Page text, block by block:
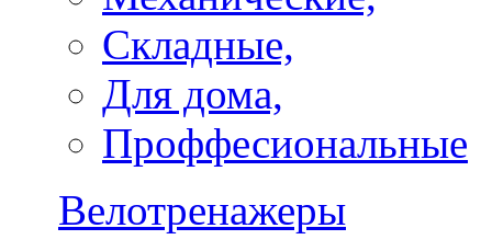
Складные,
Для дома,
Проффесиональные
Велотренажеры